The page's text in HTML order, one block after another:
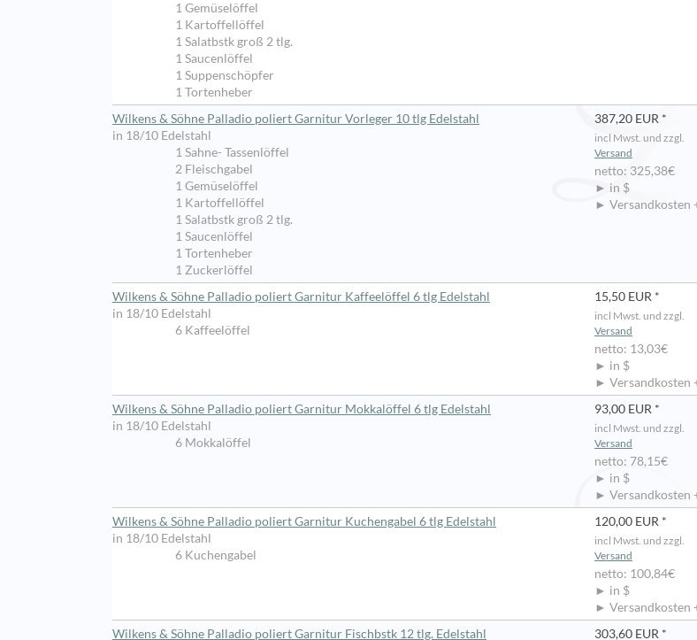
1 Gemüselöffel
1 Kartoffellöffel
1 Salatbstk groß 2 tlg.
1 Saucenlöffel
1 Suppenschöpfer
1 Tortenheber
Wilkens & Söhne Palladio poliert Garnitur Vorleger 10 tlg Edelstahl
in 18/10 Edelstahl
1 Sahne- Tassenlöffel
2 Fleischgabel
1 Gemüselöffel
1 Kartoffellöffel
1 Salatbstk groß 2 tlg.
1 Saucenlöffel
1 Tortenheber
1 Zuckerlöffel
387,20 EUR *
incl Mwst. und zzgl.
Versand
netto: 325,38€
► in $
► Versandkosten
Wilkens & Söhne Palladio poliert Garnitur Kaffeelöffel 6 tlg Edelstahl
in 18/10 Edelstahl
6 Kaffeelöffel
15,50 EUR *
incl Mwst. und zzgl.
Versand
netto: 13,03€
► in $
► Versandkosten
Wilkens & Söhne Palladio poliert Garnitur Mokkalöffel 6 tlg Edelstahl
in 18/10 Edelstahl
6 Mokkalöffel
93,00 EUR *
incl Mwst. und zzgl.
Versand
netto: 78,15€
► in $
► Versandkosten
Wilkens & Söhne Palladio poliert Garnitur Kuchengabel 6 tlg Edelstahl
in 18/10 Edelstahl
6 Kuchengabel
120,00 EUR *
incl Mwst. und zzgl.
Versand
netto: 100,84€
► in $
► Versandkosten
Wilkens & Söhne Palladio poliert Garnitur Fischbstk 12 tlg. Edelstahl
303,60 EUR *